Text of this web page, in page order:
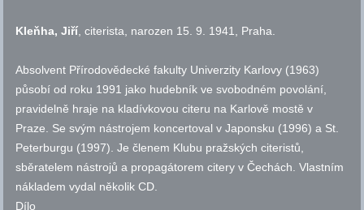
Kleňha, Jiří, citerista, narozen 15. 9. 1941, Praha.
Absolvent Přírodovědecké fakulty Univerzity Karlovy (1963)
působí od roku 1991 jako hudebník ve svobodném povolání,
pravidelně hraje na kladívkovou citeru na Karlově mostě v
Praze. Se svým nástrojem koncertoval v Japonsku (1996) a St.
Peterburgu (1997). Je členem Klubu pražských citeristů,
sběratelem nástrojů a propagátorem citery v Čechách. Vlastním
nákladem vydal několik CD.
Dílo